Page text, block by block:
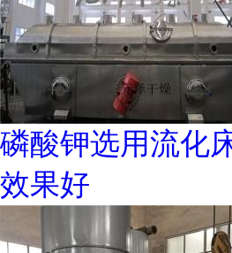
磷酸钾选用流化
效果好